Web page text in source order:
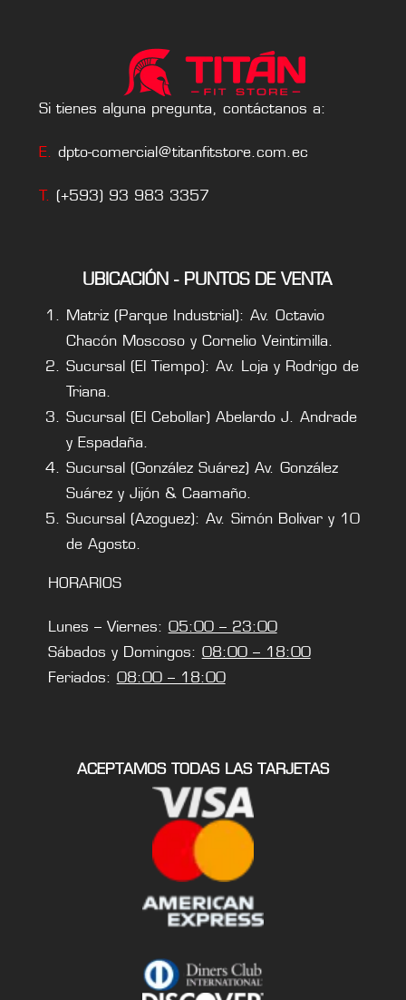
Si tienes alguna pregunta, contáctanos a:
E. dpto-comercial@titanfitstore.com.ec
T. (+593) 93 983 3357
UBICACIÓN - PUNTOS DE VENTA
Matriz (Parque Industrial): Av. Octavio
Chacón Moscoso y Cornelio Veintimilla.
Sucursal (El Tiempo): Av. Loja y Rodrigo de
Triana.
Sucursal (El Cebollar) Abelardo J. Andrade
y Espadaña.
Sucursal (González Suárez) Av. González
Suárez y Jijón & Caamaño.
Sucursal (Azoguez): Av. Simón Bolivar y 10
de Agosto.
HORARIOS
Lunes – Viernes: 05:00 – 23:00
Sábados y Domingos: 08:00 – 18:00
Feriados: 08:00 – 18:00
ACEPTAMOS TODAS LAS TARJETAS